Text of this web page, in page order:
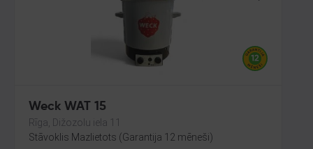
Weck WAT 15
Rīga, Dižozolu iela 11
Stāvoklis Mazlietots (Garantija 12 mēneši)